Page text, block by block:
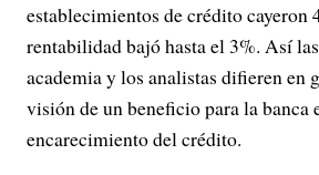
establecimientos de crédito cayeron
rentabilidad bajó hasta el 3%. Así
academia y los analistas difieren en
visión de un beneficio para la banca
encarecimiento del crédito.